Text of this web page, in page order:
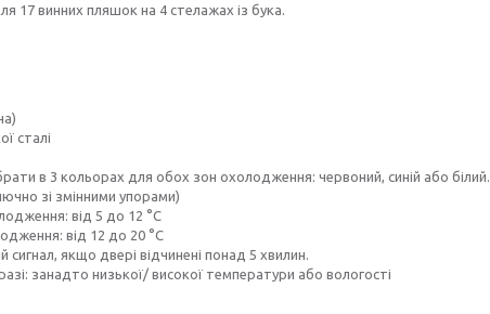
17 винних пляшок на 4 стелажах із бука.
сталі
в 3 кольорах для обох зон охолодження: червоний, синій або білий.
зі змінними упорами)
від 5 до 12 °C
від 12 до 20 °C
якщо двері відчинені понад 5 хвилин.
занадто низької/ високої температури або вологості